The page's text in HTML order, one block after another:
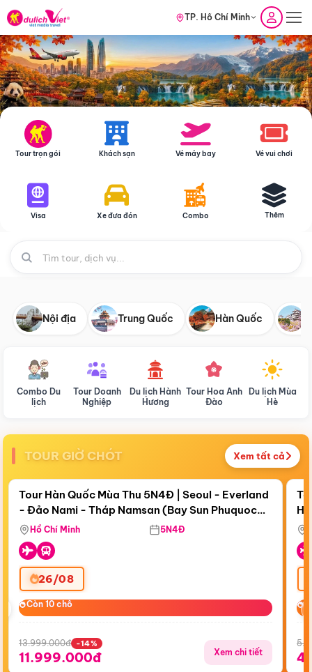
TP. Hồ Chí Minh
Tour trọn gói Khách sạn Vé máy bay Vé vui chơi
Visa Xe đưa đón Combo Thêm
Nội địa Trung Quốc Hàn Quốc
Combo Du
lịch
Tour Doanh
Nghiệp
Du lịch Hành
Hương
Tour Hoa Anh
Đào
Du lịch Mùa
Hè
TOUR GIỜ CHÓT Xem tất cả
Còn18 ngày 21:02:11
Bay Sun Phuquoc Airways
Điểm nổi bật
Tour Hàn Quốc Mùa Thu 5N4Đ | Seoul - Everland
- Đảo Nami - Tháp Namsan (Bay Sun Phuquoc
Airways)
Hồ Chí Minh 5N4Đ
26/08
Còn 10 chỗ
Còn 10 chỗ
13.999.000đ -14%
11.999.000đ Xem chi tiết